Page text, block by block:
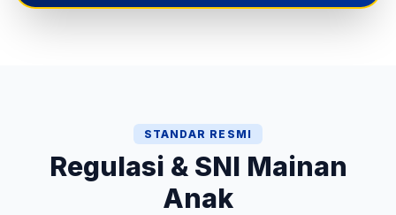
STANDAR RESMI
Regulasi & SNI Mainan
Anak